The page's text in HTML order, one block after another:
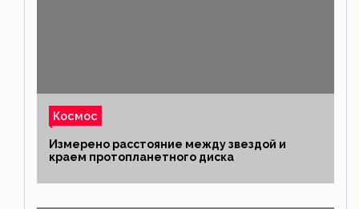
Космос
Измерено расстояние между звездой и
краем протопланетного диска